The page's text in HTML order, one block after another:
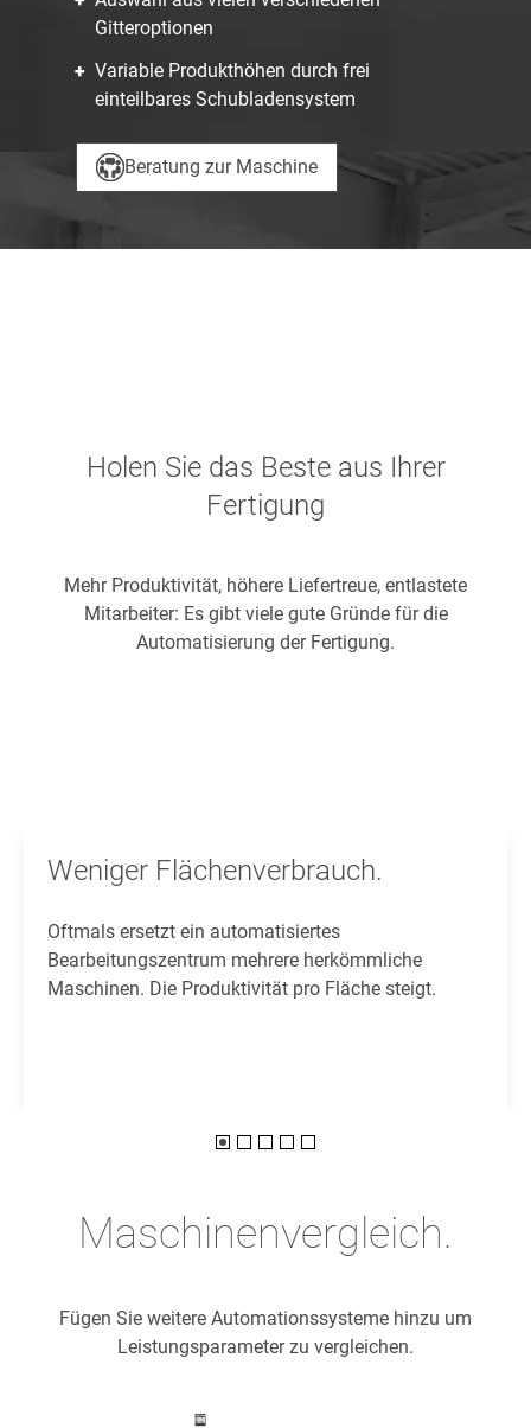
Gitteroptionen
Variable Produkthöhen durch frei
einteilbares Schubladensystem
Beratung zur Maschine
Holen Sie das Beste aus Ihrer
Fertigung
Mehr Produktivität, höhere Liefertreue, entlastete
Mitarbeiter: Es gibt viele gute Gründe für die
Automatisierung der Fertigung.
Weniger Flächenverbrauch.
Oftmals ersetzt ein automatisiertes
Bearbeitungszentrum mehrere herkömmliche
Maschinen. Die Produktivität pro Fläche steigt.
Maschinenvergleich.
Fügen Sie weitere Automationssysteme hinzu um
Leistungsparameter zu vergleichen.